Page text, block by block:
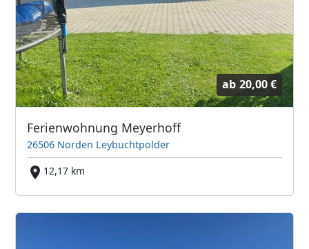
ab 20,00 €
Ferienwohnung Meyerhoff
26506 Norden Leybuchtpolder
12,17 km